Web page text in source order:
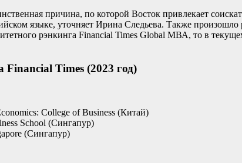
причина, по которой Восток привлекает
языке, уточняет Ирина Следьева. Также
рэнкинга Financial Times Global МВА, то в
Financial Times (2023 год)
College of Business (Китай)
School (Сингапур)
(Сингапур)